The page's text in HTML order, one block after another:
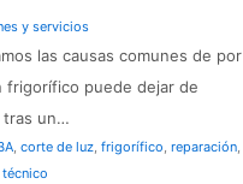
y servicios
las causas comunes de por
frigorífico puede dejar de
tras un…
, corte de luz, frigorífico, reparación,